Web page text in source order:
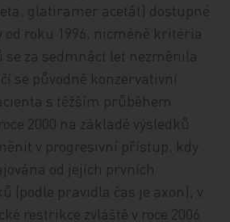
glatiramer acetát) dostupné
od roku 1996, nicméně kritéria
se za sedmnáct let nezměnila.
se původně konzervativní
s těžším průběhem
2000 na základě výsledků
v progresivní přístup, kdy
od jejích prvních
(podle pravidla čas je axon), v
restrikce zvláště v roce 2006